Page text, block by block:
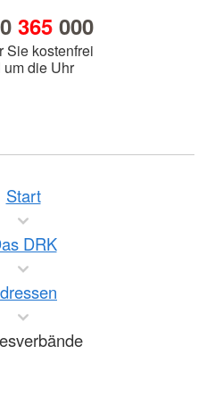
365000
Sie kostenfrei
um die Uhr
Start
DRK